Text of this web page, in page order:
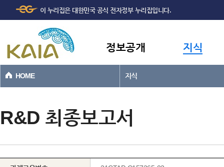
본문바로가기
이 누리집은 대한민국 공식 전자정부 누리집입니다.
정보공개 지식
HOME 지식
R&D 최종보고서